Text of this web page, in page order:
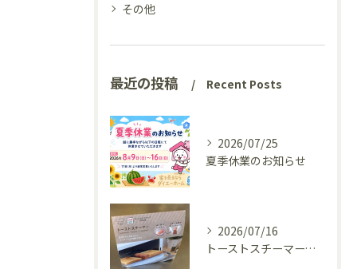
その他
最近の投稿 Recent Posts
2026/07/25
夏季休業のお知らせ
2026/07/16
トーストスチーマーで、いつものパンが少し変わった話